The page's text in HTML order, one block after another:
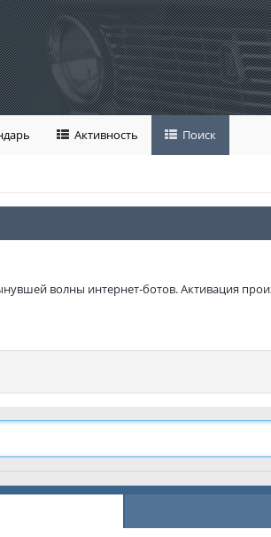
Активность Поиск
волны интернет-ботов. Активация